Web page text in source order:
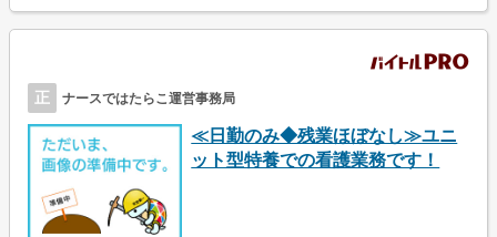
正 ナースではたらこ運営事務局
≪日勤のみ◆残業ほぼなし≫ユニ
ット型特養での看護業務です！